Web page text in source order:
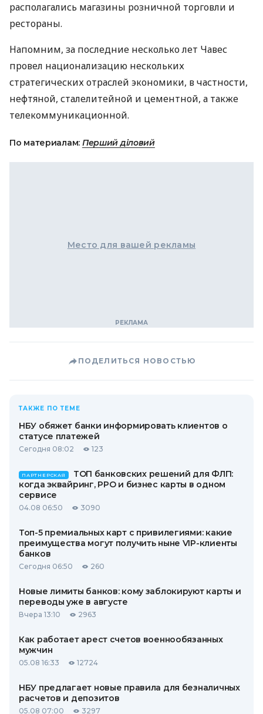
располагались магазины розничной торговли и
рестораны.
Напомним, за последние несколько лет Чавес
провел национализацию нескольких
стратегических отраслей экономики, в частности,
нефтяной, сталелитейной и цементной, а также
телекоммуникационной.
По материалам: Перший діловий
Место для вашей рекламы
ПОДЕЛИТЬСЯ НОВОСТЬЮ
ТАКЖЕ ПО ТЕМЕ
НБУ обяжет банки информировать клиентов о
статусе платежей
Сегодня 08:02 123
ПАРТНЕРСКАЯ
ТОП банковских решений для ФЛП:
когда эквайринг, РРО и бизнес карты в одном
сервисе
04.08 06:50 3090
Топ-5 премиальных карт с привилегиями: какие
преимущества могут получить ныне VIP-клиенты
банков
Сегодня 06:50 260
Новые лимиты банков: кому заблокируют карты и
переводы уже в августе
Вчера 13:10 2963
Как работает арест счетов военнообязанных
мужчин
05.08 16:33 12724
НБУ предлагает новые правила для безналичных
расчетов и депозитов
05.08 07:00 3297